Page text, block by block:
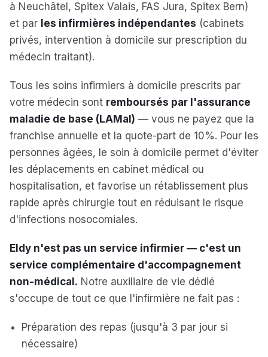
à Neuchâtel, Spitex Valais, FAS Jura, Spitex Bern)
et par les infirmières indépendantes (cabinets
privés, intervention à domicile sur prescription du
médecin traitant).
Tous les soins infirmiers à domicile prescrits par
votre médecin sont remboursés par l'assurance
maladie de base (LAMal) — vous ne payez que la
franchise annuelle et la quote-part de 10%. Pour les
personnes âgées, le soin à domicile permet d'éviter
les déplacements en cabinet médical ou
hospitalisation, et favorise un rétablissement plus
rapide après chirurgie tout en réduisant le risque
d'infections nosocomiales.
Eldy n'est pas un service infirmier — c'est un
service complémentaire d'accompagnement
non-médical. Notre auxiliaire de vie dédié
s'occupe de tout ce que l'infirmière ne fait pas :
Préparation des repas (jusqu'à 3 par jour si
nécessaire)